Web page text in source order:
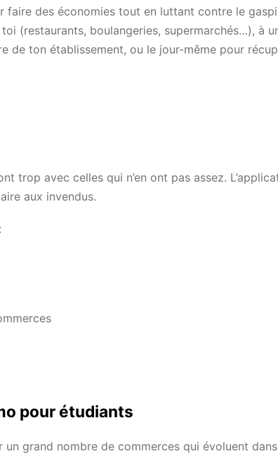
faire des économies tout en luttant contre le
(restaurants, boulangeries, supermarchés…), à
de ton établissement, ou le jour-même pour
trop avec celles qui n’en ont pas assez.
aux invendus.
pour étudiants
grand nombre de commerces qui évoluent